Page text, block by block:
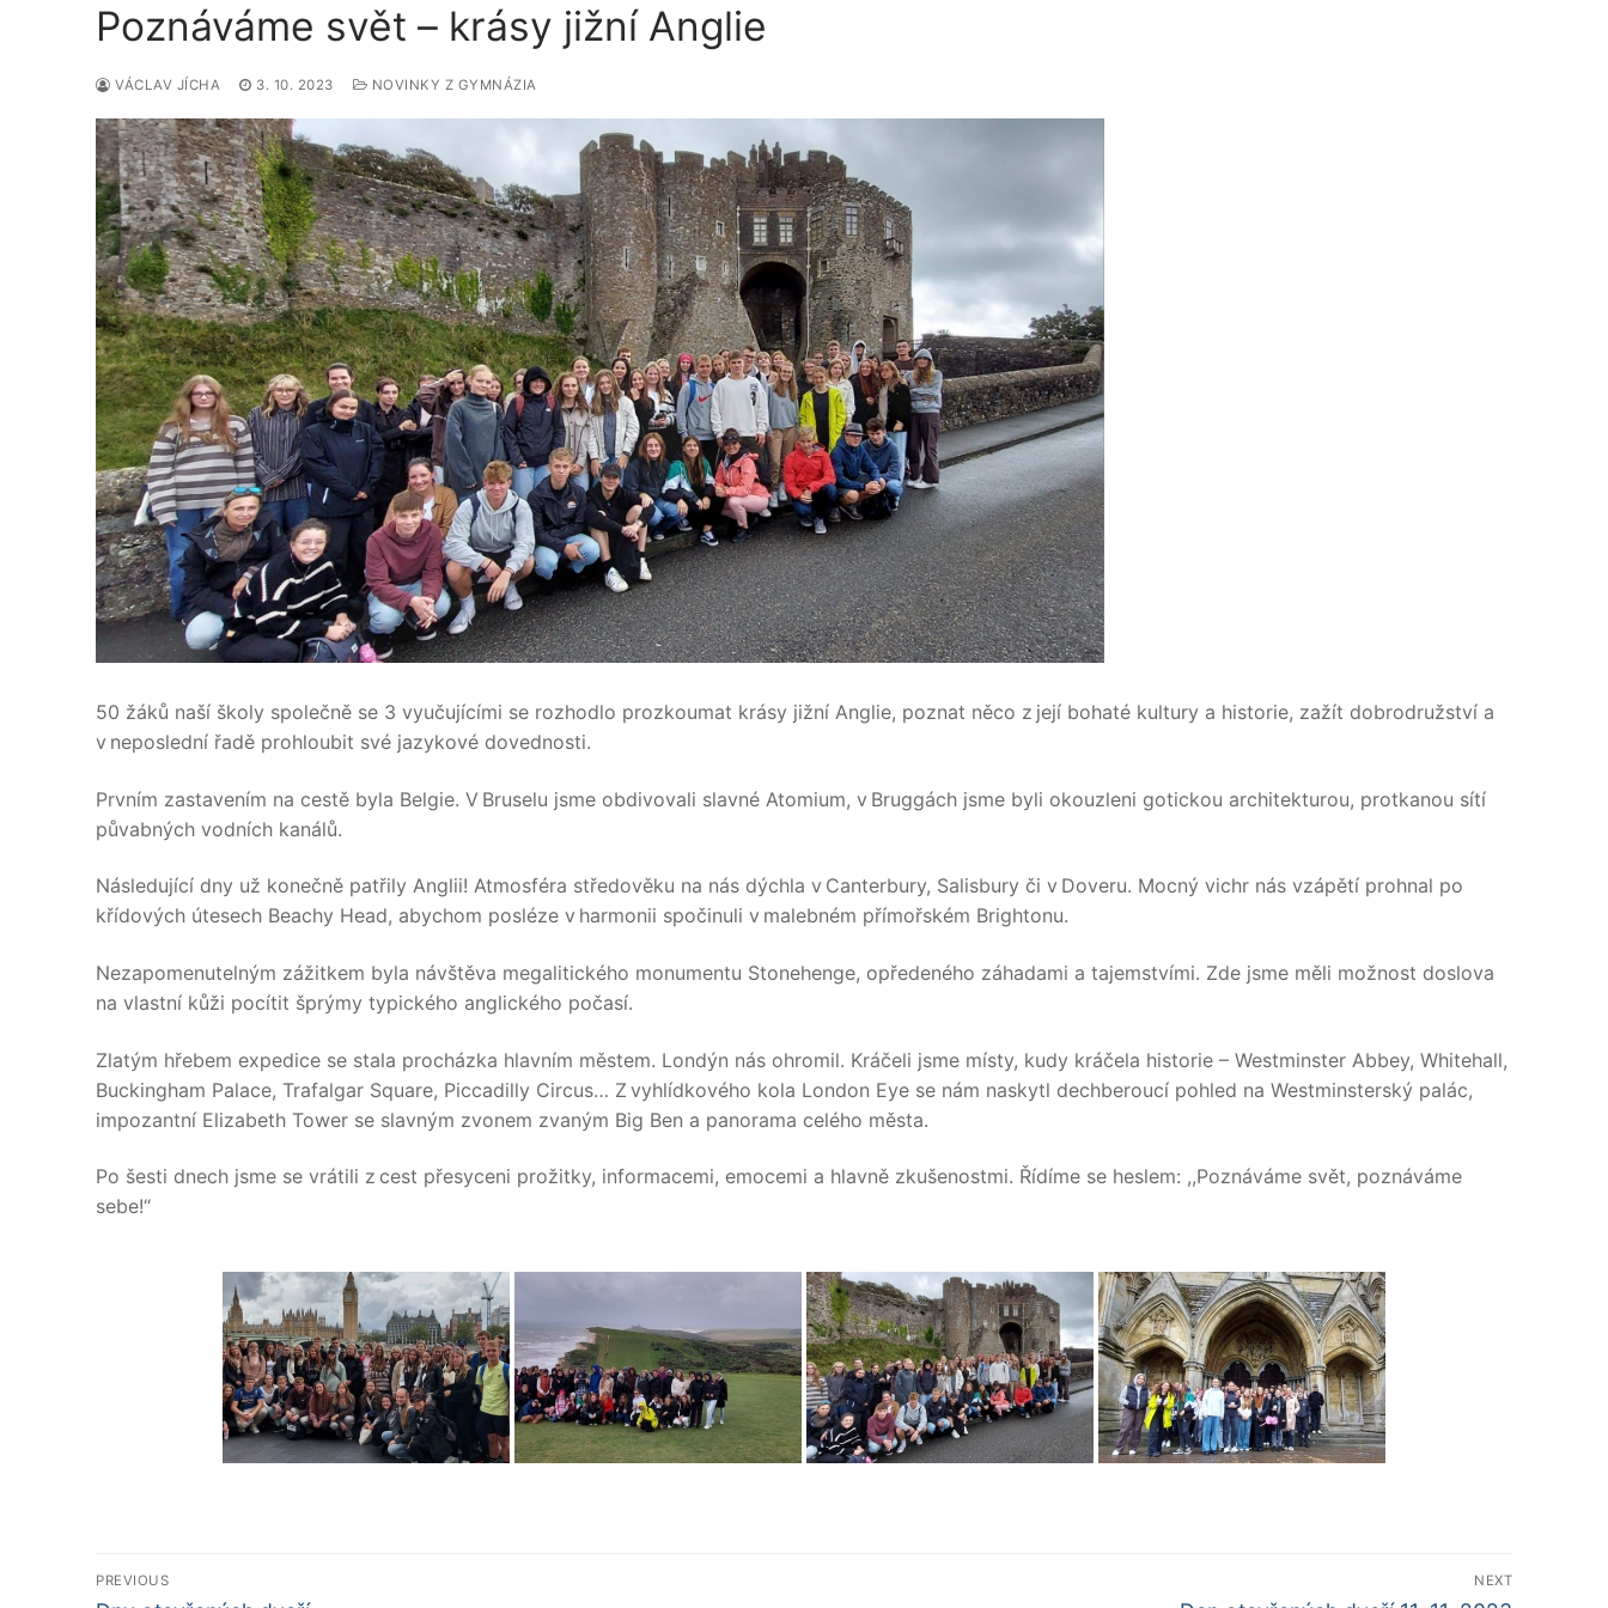
Poznáváme svět – krásy jižní Anglie
VÁCLAV JÍCHA 3. 10. 2023 NOVINKY Z GYMNÁZIA
50 žáků naší školy společně se 3 vyučujícími se rozhodlo prozkoumat krásy jižní Anglie, poznat něco z její bohaté kultury a historie, zažít dobrodružství a
v neposlední řadě prohloubit své jazykové dovednosti.
Prvním zastavením na cestě byla Belgie. V Bruselu jsme obdivovali slavné Atomium, v Bruggách jsme byli okouzleni gotickou architekturou, protkanou sítí
půvabných vodních kanálů.
Následující dny už konečně patřily Anglii! Atmosféra středověku na nás dýchla v Canterbury, Salisbury či v Doveru. Mocný vichr nás vzápětí prohnal po
křídových útesech Beachy Head, abychom posléze v harmonii spočinuli v malebném přímořském Brightonu.
Nezapomenutelným zážitkem byla návštěva megalitického monumentu Stonehenge, opředeného záhadami a tajemstvími. Zde jsme měli možnost doslova
na vlastní kůži pocítit šprýmy typického anglického počasí.
Zlatým hřebem expedice se stala procházka hlavním městem. Londýn nás ohromil. Kráčeli jsme místy, kudy kráčela historie – Westminster Abbey, Whitehall,
Buckingham Palace, Trafalgar Square, Piccadilly Circus… Z vyhlídkového kola London Eye se nám naskytl dechberoucí pohled na Westminsterský palác,
impozantní Elizabeth Tower se slavným zvonem zvaným Big Ben a panorama celého města.
Po šesti dnech jsme se vrátili z cest přesyceni prožitky, informacemi, emocemi a hlavně zkušenostmi. Řídíme se heslem: ,,Poznáváme svět, poznáváme
sebe!“
Navigace
PREVIOUS NEXT